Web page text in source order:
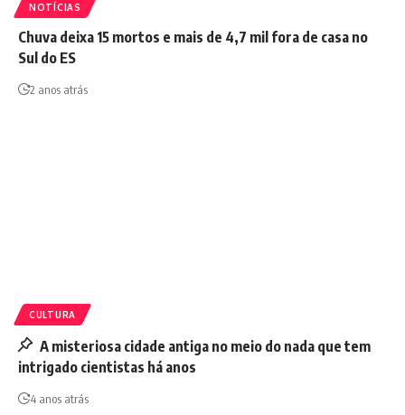
NOTÍCIAS
Chuva deixa 15 mortos e mais de 4,7 mil fora de casa no
Sul do ES
2 anos atrás
CULTURA
A misteriosa cidade antiga no meio do nada que tem
intrigado cientistas há anos
4 anos atrás